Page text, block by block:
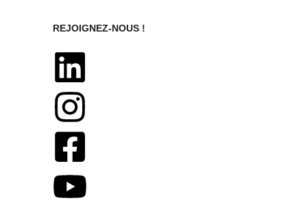
REJOIGNEZ-NOUS !